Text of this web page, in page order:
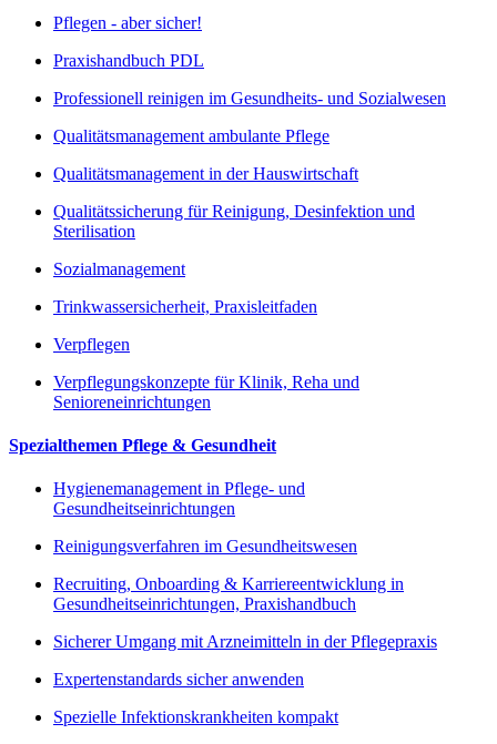
Pflegen - aber sicher!
Praxishandbuch PDL
Professionell reinigen im Gesundheits- und Sozialwesen
Qualitätsmanagement ambulante Pflege
Qualitätsmanagement in der Hauswirtschaft
Qualitätssicherung für Reinigung, Desinfektion und
Sterilisation
Sozialmanagement
Trinkwassersicherheit, Praxisleitfaden
Verpflegen
Verpflegungskonzepte für Klinik, Reha und
Senioreneinrichtungen
Spezialthemen Pflege & Gesundheit
Hygienemanagement in Pflege- und
Gesundheitseinrichtungen
Reinigungsverfahren im Gesundheitswesen
Recruiting, Onboarding & Karriereentwicklung in
Gesundheitseinrichtungen, Praxishandbuch
Sicherer Umgang mit Arzneimitteln in der Pflegepraxis
Expertenstandards sicher anwenden
Spezielle Infektionskrankheiten kompakt